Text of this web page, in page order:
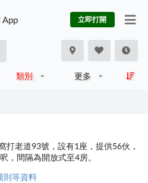
App 立即打開
類別 更多
打老道93號，設有1座，提供56伙，
，間隔為開放式至4房。
則等資料